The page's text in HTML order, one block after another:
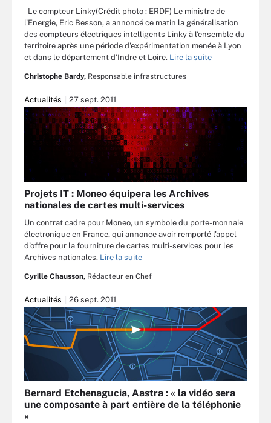
Le compteur Linky(Crédit photo : ERDF) Le ministre de
l'Energie, Eric Besson, a annoncé ce matin la généralisation
des compteurs électriques intelligents Linky à l'ensemble du
territoire après une période d'expérimentation menée à Lyon
et dans le département d'Indre et Loire. Lire la suite
Christophe Bardy, Responsable infrastructures
Actualités 27 sept. 2011
Projets IT : Moneo équipera les Archives
nationales de cartes multi-services
Un contrat cadre pour Moneo, un symbole du porte-monnaie
électronique en France, qui annonce avoir remporté l'appel
d'offre pour la fourniture de cartes multi-services pour les
Archives nationales. Lire la suite
Cyrille Chausson, Rédacteur en Chef
Actualités 26 sept. 2011
Bernard Etchenagucia, Aastra : « la vidéo sera
une composante à part entière de la téléphonie
»